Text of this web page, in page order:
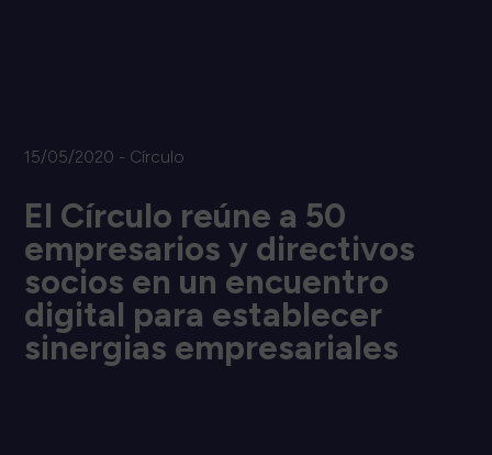
15/05/2020 - Círculo
El Círculo reúne a 50
empresarios y directivos
socios en un encuentro
digital para establecer
sinergias empresariales